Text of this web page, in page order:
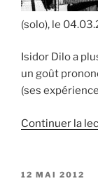
(solo), le
Isidor Dilo a
un goût
(ses
Continuer la
PUBLIÉ
12 MAI 2012